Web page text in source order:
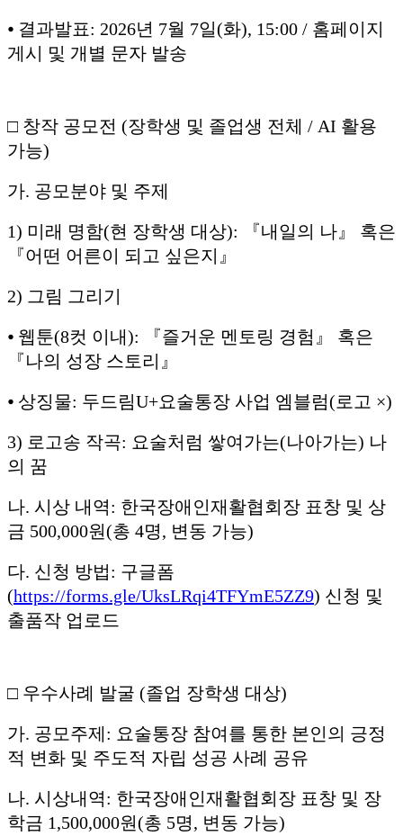
⦁ 결과발표: 2026년 7월 7일(화), 15:00 / 홈페이지
게시 및 개별 문자 발송
□ 창작 공모전 (장학생 및 졸업생 전체 / AI 활용
가능)
가. 공모분야 및 주제
1) 미래 명함(현 장학생 대상): 『내일의 나』 혹은
『어떤 어른이 되고 싶은지』
2) 그림 그리기
⦁ 웹툰(8컷 이내): 『즐거운 멘토링 경험』 혹은
『나의 성장 스토리』
⦁ 상징물: 두드림U+요술통장 사업 엠블럼(로고 ×)
3) 로고송 작곡: 요술처럼 쌓여가는(나아가는) 나
의 꿈
나. 시상 내역: 한국장애인재활협회장 표창 및 상
금 500,000원(총 4명, 변동 가능)
다. 신청 방법: 구글폼
(https://forms.gle/UksLRqi4TFYmE5ZZ9) 신청 및
출품작 업로드
□ 우수사례 발굴 (졸업 장학생 대상)
가. 공모주제: 요술통장 참여를 통한 본인의 긍정
적 변화 및 주도적 자립 성공 사례 공유
나. 시상내역: 한국장애인재활협회장 표창 및 장
학금 1,500,000원(총 5명, 변동 가능)